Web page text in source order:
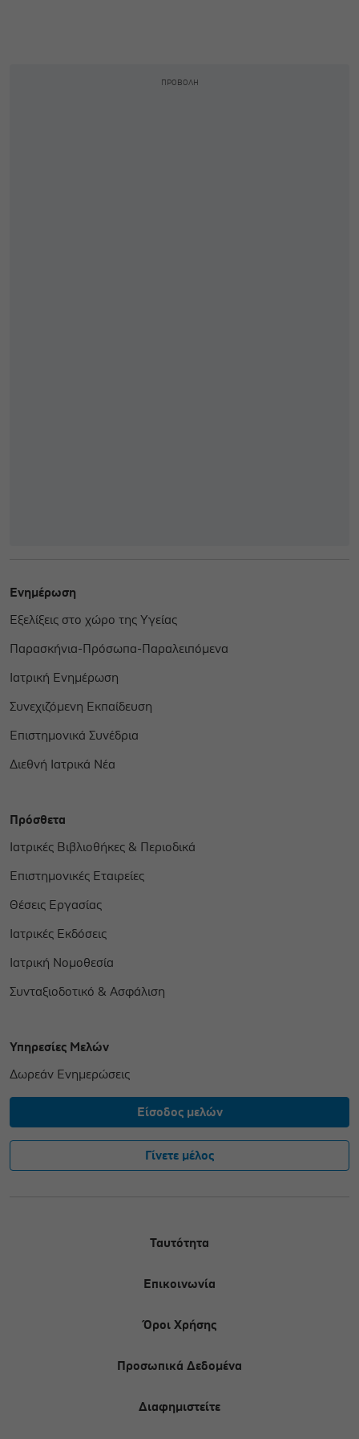
Ενημέρωση
Εξελίξεις στο χώρο της Υγείας
Παρασκήνια-Πρόσωπα-Παραλειπόμενα
Ιατρική Ενημέρωση
Συνεχιζόμενη Εκπαίδευση
Επιστημονικά Συνέδρια
Διεθνή Ιατρικά Νέα
Πρόσθετα
Ιατρικές Βιβλιοθήκες & Περιοδικά
Επιστημονικές Εταιρείες
Θέσεις Εργασίας
Ιατρικές Εκδόσεις
Ιατρική Νομοθεσία
Συνταξιοδοτικό & Ασφάλιση
Υπηρεσίες Μελών
Δωρεάν Ενημερώσεις
Είσοδος μελών
Γίνετε μέλος
Ταυτότητα
Επικοινωνία
Όροι Χρήσης
Προσωπικά Δεδομένα
Διαφημιστείτε